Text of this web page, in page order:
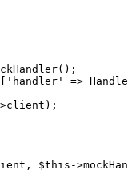
=>
$this-